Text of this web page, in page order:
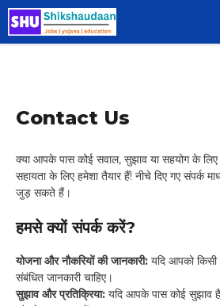
Skip
content
Contact Us
क्या आपके पास कोई सवाल, सुझाव या सहयोग के
सहायता के लिए हमेशा तैयार हैं! नीचे दिए गए संपर्क
जुड़ सकते हैं।
हमसे क्यों संपर्क करें?
योजना और नौकरियों की जानकारी: यदि आपको किसी
संबंधित जानकारी चाहिए।
सुझाव और प्रतिक्रिया: यदि आपके पास कोई सुझाव